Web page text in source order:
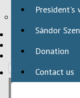
HBAID
INTERNATIONAL
President's
Sándor
Donation
Contact us